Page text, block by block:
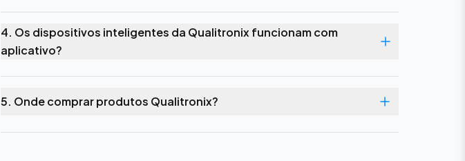
4. Os dispositivos inteligentes da Qualitronix funcionam com
aplicativo?
5. Onde comprar produtos Qualitronix?